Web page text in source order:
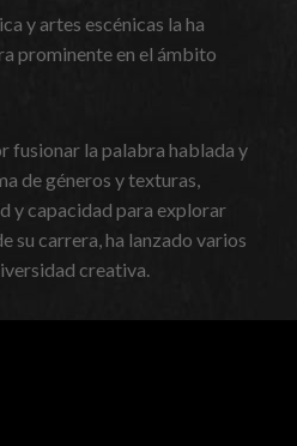
y artes escénicas la ha
prominente en el ámbito
fusionar la palabra hablada y
de géneros y texturas,
y capacidad para explorar
su carrera, ha lanzado varios
creativa.